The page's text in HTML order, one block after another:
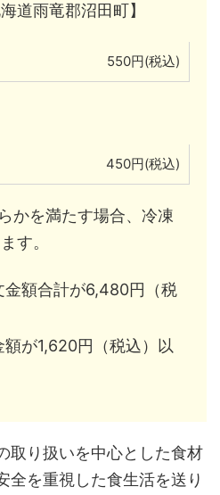
道雨竜郡沼田町】
550円(税込)
450円(税込)
を満たす場合、冷凍
す。
金額合計が6,480円（税
が1,620円（税込）以
取り扱いを中心とした食材
全を重視した食生活を送り